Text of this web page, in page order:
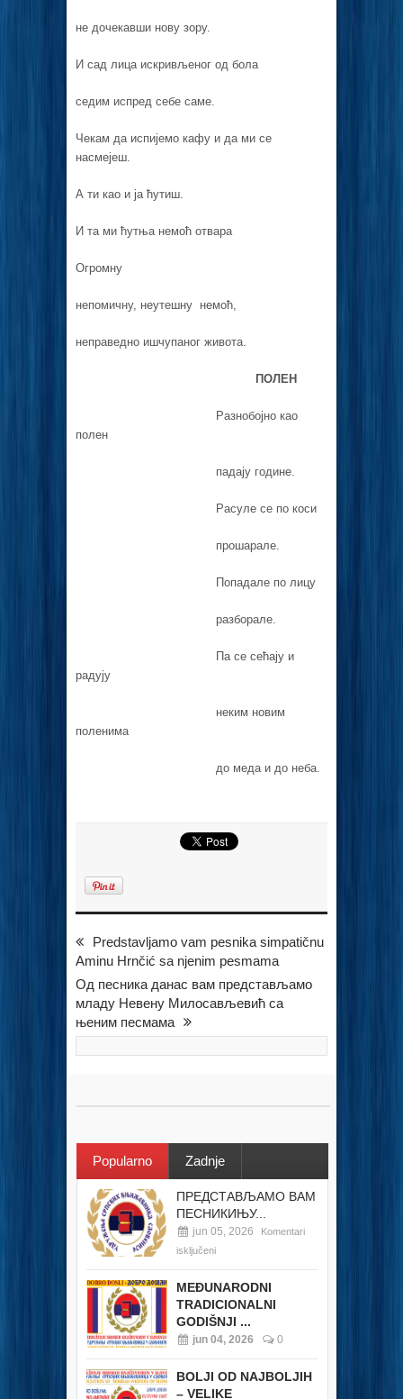
не дочекавши нову зору.
И сад лица искривљеног од бола
седим испред себе саме.
Чекам да испијемо кафу и да ми се
насмејеш.
А ти као и ја ћутиш.
И та ми ћутња немоћ отвара
Огромну
непомичну, неутешну немоћ,
неправедно ишчупаног живота.
ПОЛЕН
Разнобојно као
полен
падају године.
Расуле се по коси
прошарале.
Попадале по лицу
разборале.
Па се сећају и
радују
неким новим
поленима
до меда и до неба.
Predstavljamo vam pesnika simpatičnu
Aminu Hrnčić sa njenim pesmama
Од песника данас вам представљамо
младу Невену Милосављевић са
њеним песмама
Popularno Zadnje
ПРЕДСТАВЉАМО ВАМ
ПЕСНИКИЊУ...
jun 05, 2026
Komentari
isključeni
MEĐUNARODNI
TRADICIONALNI
GODIŠNJI ...
jun 04, 2026 0
BOLJI OD NAJBOLJIH
– VELIKE